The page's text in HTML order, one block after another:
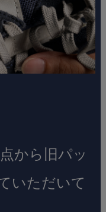
から旧パッ
いただいて